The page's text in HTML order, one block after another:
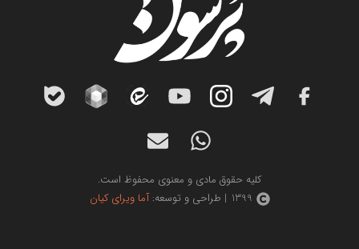
کلیه حقوق مادی و معنوی محفوظ است.
1399 | طراحی و توسعه:
آما ویرای کیان